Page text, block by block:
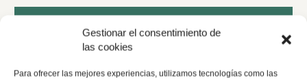
Gestionar el consentimiento de
las cookies
Para ofrecer las mejores experiencias, utilizamos tecnologías como las
Derecho Civil